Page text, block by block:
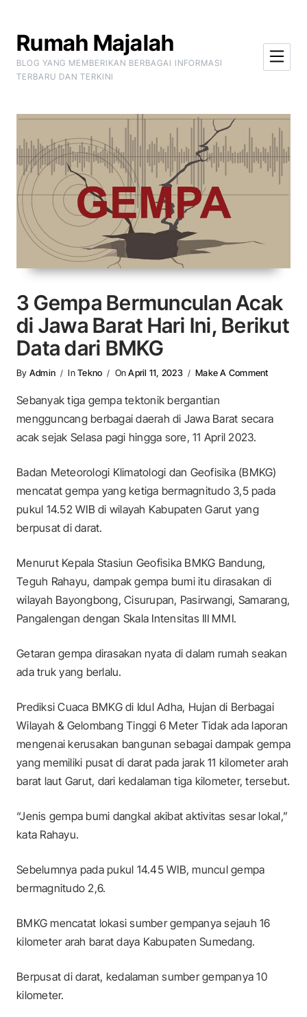
Rumah Majalah
BLOG YANG MEMBERIKAN BERBAGAI INFORMASI
TERBARU DAN TERKINI
3 Gempa Bermunculan Acak
di Jawa Barat Hari Ini, Berikut
Data dari BMKG
By Admin InTekno OnApril 11, 2023 Make A CommentOn 3
Sebanyak tiga gempa tektonik bergantian
mengguncang berbagai daerah di Jawa Barat secara
acak sejak Selasa pagi hingga sore, 11 April 2023.
Badan Meteorologi Klimatologi dan Geofisika (BMKG)
mencatat gempa yang ketiga bermagnitudo 3,5 pada
pukul 14.52 WIB di wilayah Kabupaten Garut yang
berpusat di darat.
Menurut Kepala Stasiun Geofisika BMKG Bandung,
Teguh Rahayu, dampak gempa bumi itu dirasakan di
wilayah Bayongbong, Cisurupan, Pasirwangi, Samarang,
Pangalengan dengan Skala Intensitas III MMI.
Getaran gempa dirasakan nyata di dalam rumah seakan
ada truk yang berlalu.
Prediksi Cuaca BMKG di Idul Adha, Hujan di Berbagai
Wilayah & Gelombang Tinggi 6 Meter Tidak ada laporan
mengenai kerusakan bangunan sebagai dampak gempa
yang memiliki pusat di darat pada jarak 11 kilometer arah
barat laut Garut, dari kedalaman tiga kilometer, tersebut.
“Jenis gempa bumi dangkal akibat aktivitas sesar lokal,”
kata Rahayu.
Sebelumnya pada pukul 14.45 WIB, muncul gempa
bermagnitudo 2,6.
BMKG mencatat lokasi sumber gempanya sejauh 16
kilometer arah barat daya Kabupaten Sumedang.
Berpusat di darat, kedalaman sumber gempanya 10
kilometer.